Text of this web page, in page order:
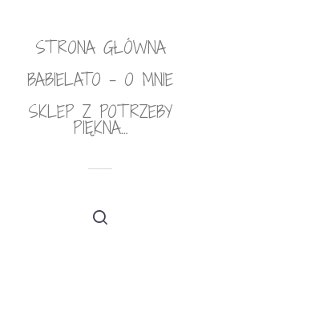
STRONA GŁÓWNA
BABIELATO – O MNIE
SKLEP Z POTRZEBY
PIĘKNA…